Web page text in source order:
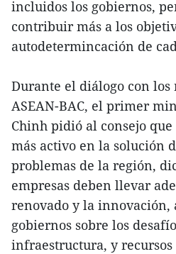
incluidos los gobiernos,
contribuir más a los
autodetermincación de
Durante el diálogo con los
ASEAN-BAC, el primer
Chinh pidió al consejo
más activo en la solución
problemas de la región,
empresas deben llevar
renovado y la innovación,
gobiernos sobre los
infraestructura, y recursos